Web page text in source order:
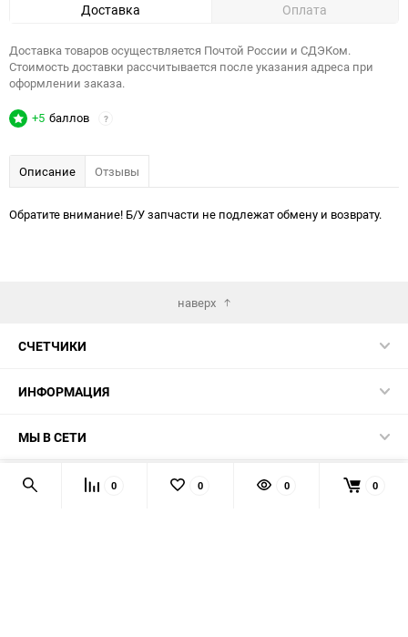
Доставка Оплата
Доставка товаров осуществляется Почтой России и СДЭКом.
Стоимость доставки рассчитывается после указания адреса при
оформлении заказа.
+5 баллов ?
Описание Отзывы
Обратите внимание! Б/У запчасти не подлежат обмену и возврату.
наверх
СЧЕТЧИКИ
ИНФОРМАЦИЯ
МЫ В СЕТИ
КОНТАКТЫ 0 0 0 0